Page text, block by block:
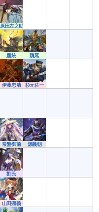
原田左之助
龐統 魏延
伊藤忠清 杉元佐一
常盤御前 源義朝
劉氏
山田顕義